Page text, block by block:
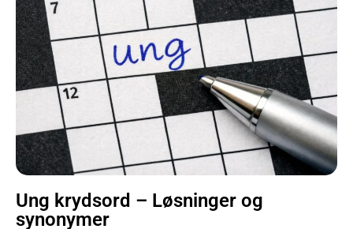
Ung krydsord – Løsninger og
synonymer